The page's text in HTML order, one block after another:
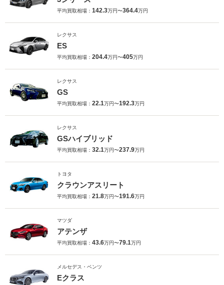
平均買取相場： 142.3万円〜364.4万円
レクサス
ES
平均買取相場： 204.4万円〜405万円
レクサス
GS
平均買取相場： 22.1万円〜192.3万円
レクサス
GSハイブリッド
平均買取相場： 32.1万円〜237.9万円
トヨタ
クラウンアスリート
平均買取相場： 21.8万円〜191.6万円
マツダ
アテンザ
平均買取相場： 43.6万円〜79.1万円
メルセデス・ベンツ
Eクラス